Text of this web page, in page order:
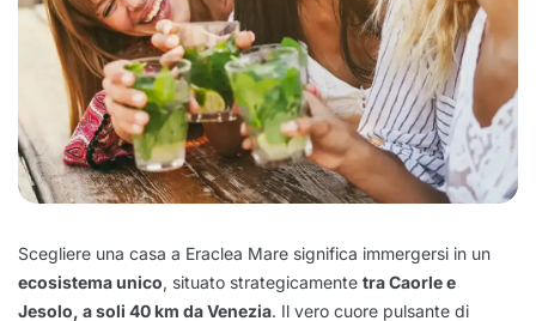
Scegliere una casa a Eraclea Mare significa immergersi in un
ecosistema unico, situato strategicamente tra Caorle e
Jesolo, a soli 40 km da Venezia. Il vero cuore pulsante di